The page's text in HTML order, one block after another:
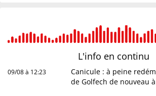
L'info en continu
09/08 à 12:23
Canicule : à peine
de Golfech de nouveau